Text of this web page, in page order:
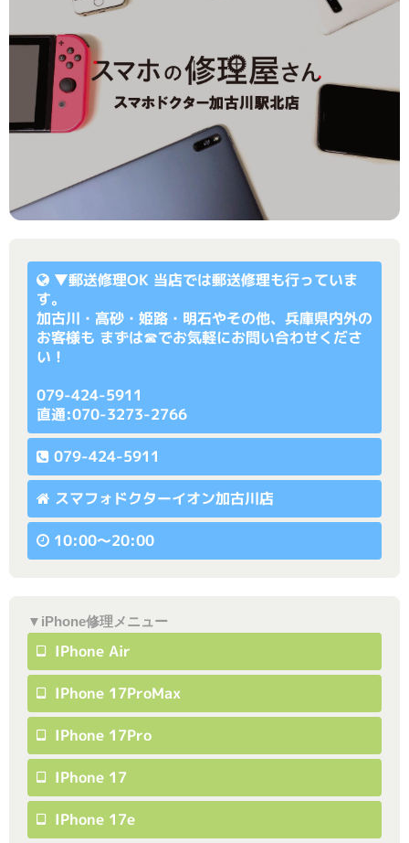
▼郵送修理OK 当店では郵送修理も行っていま
す。
加古川・高砂・姫路・明石やその他、兵庫県内外の
お客様も まずは☎でお気軽にお問い合わせくださ
い！
079-424-5911
直通:070-3273-2766
079-424-5911
スマフォドクターイオン加古川店
10:00〜20:00
▼iPhone修理メニュー
IPhone Air
IPhone 17ProMax
IPhone 17Pro
IPhone 17
IPhone 17e